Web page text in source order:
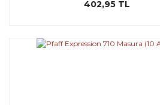
402,95 TL